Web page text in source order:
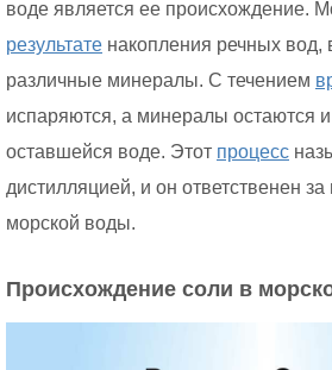
воде является ее происхождение.
результате накопления речных вод,
различные минералы. С течением
испаряются, а минералы остаются
оставшейся воде. Этот процесс
дистилляцией, и он ответственен
морской воды.
Происхождение соли в